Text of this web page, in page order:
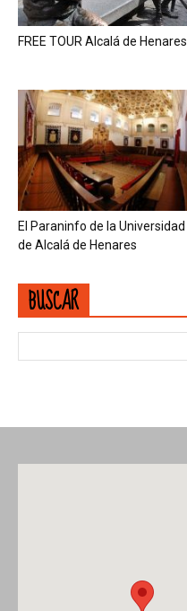
FREE TOUR Alcalá de Henares
El Paraninfo de la Universidad
de Alcalá de Henares
BUSCAR